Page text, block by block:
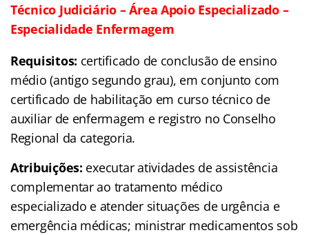
Técnico Judiciário – Área Apoio Especializado –
Especialidade Enfermagem
Requisitos: certificado de conclusão de ensino
médio (antigo segundo grau), em conjunto com
certificado de habilitação em curso técnico de
auxiliar de enfermagem e registro no Conselho
Regional da categoria.
Atribuições: executar atividades de assistência
complementar ao tratamento médico
especializado e atender situações de urgência e
emergência médicas; ministrar medicamentos sob